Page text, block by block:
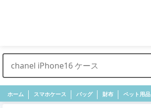
ホーム スマホケース バッグ 財布 ペット用品